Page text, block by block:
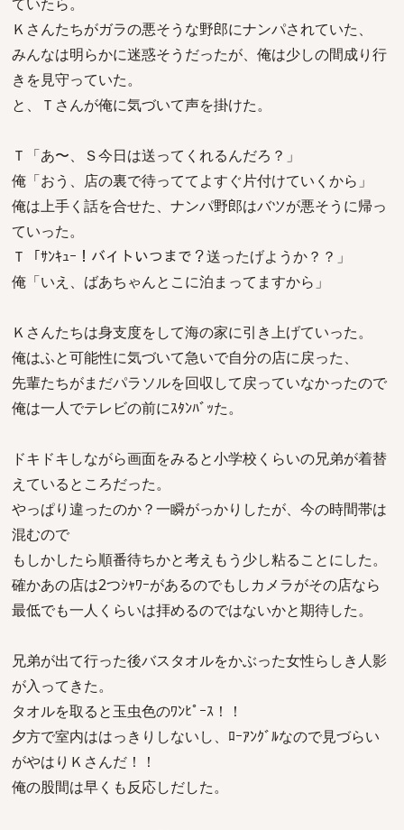
Ｋさんたちがガラの悪そうな野郎にナンパされていた、
みんなは明らかに迷惑そうだったが、俺は少しの間成り行
きを見守っていた。
と、Ｔさんが俺に気づいて声を掛けた。
Ｔ「あ〜、Ｓ今日は送ってくれるんだろ？」
俺「おう、店の裏で待っててよすぐ片付けていくから」
俺は上手く話を合せた、ナンパ野郎はバツが悪そうに帰っ
ていった。
Ｔ「ｻﾝｷｭｰ！バイトいつまで？送ったげようか？？」
俺「いえ、ばあちゃんとこに泊まってますから」
Ｋさんたちは身支度をして海の家に引き上げていった。
俺はふと可能性に気づいて急いで自分の店に戻った、
先輩たちがまだパラソルを回収して戻っていなかったので
俺は一人でテレビの前にｽﾀﾝﾊﾞｯた。
ドキドキしながら画面をみると小学校くらいの兄弟が着替
えているところだった。
やっぱり違ったのか？一瞬がっかりしたが、今の時間帯は
混むので
もしかしたら順番待ちかと考えもう少し粘ることにした。
確かあの店は2つｼｬﾜｰがあるのでもしカメラがその店なら
最低でも一人くらいは拝めるのではないかと期待した。
兄弟が出て行った後バスタオルをかぶった女性らしき人影
が入ってきた。
タオルを取ると玉虫色のﾜﾝﾋﾟｰｽ！！
夕方で室内ははっきりしないし、ﾛｰｱﾝｸﾞﾙなので見づらい
がやはりＫさんだ！！
俺の股間は早くも反応しだした。